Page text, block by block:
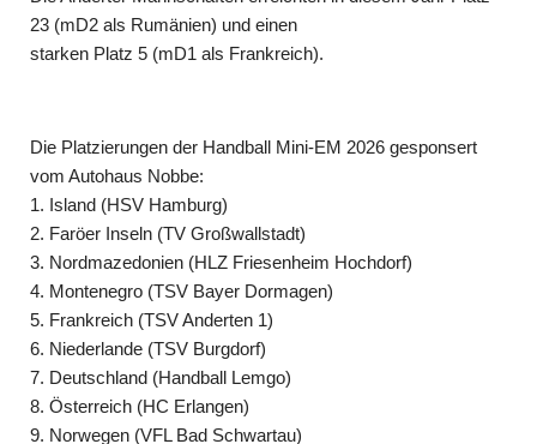
23 (mD2 als Rumänien) und einen
starken Platz 5 (mD1 als Frankreich).
Die Platzierungen der Handball Mini-EM 2026 gesponsert
vom Autohaus Nobbe:
1. Island (HSV Hamburg)
2. Faröer Inseln (TV Großwallstadt)
3. Nordmazedonien (HLZ Friesenheim Hochdorf)
4. Montenegro (TSV Bayer Dormagen)
5. Frankreich (TSV Anderten 1)
6. Niederlande (TSV Burgdorf)
7. Deutschland (Handball Lemgo)
8. Österreich (HC Erlangen)
9. Norwegen (VFL Bad Schwartau)